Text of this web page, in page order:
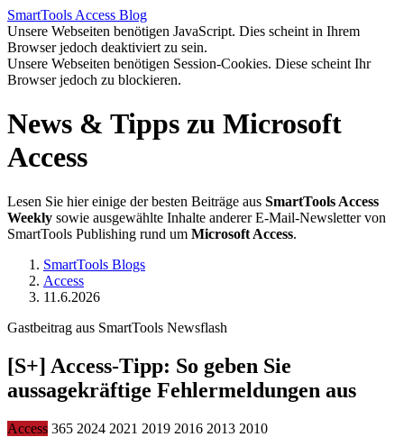
SmartTools Access Blog
Unsere Webseiten benötigen JavaScript. Dies scheint in Ihrem
Browser jedoch deaktiviert zu sein.
Unsere Webseiten benötigen Session-Cookies. Diese scheint Ihr
Browser jedoch zu blockieren.
News & Tipps zu Microsoft
Access
Lesen Sie hier einige der besten Beiträge aus SmartTools Access
Weekly sowie ausgewählte Inhalte anderer E-Mail-Newsletter von
SmartTools Publishing rund um Microsoft Access.
SmartTools Blogs
Access
11.6.2026
Gastbeitrag aus SmartTools Newsflash
[S+] Access-Tipp: So geben Sie
aussagekräftige Fehlermeldungen aus
Access 365 2024 2021 2019 2016 2013 2010